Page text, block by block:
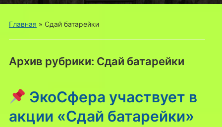
меню
Главная » Сдай батарейки
Архив рубрики: Сдай батарейки
ЭкоСфера участвует в
акции «Сдай батарейки»